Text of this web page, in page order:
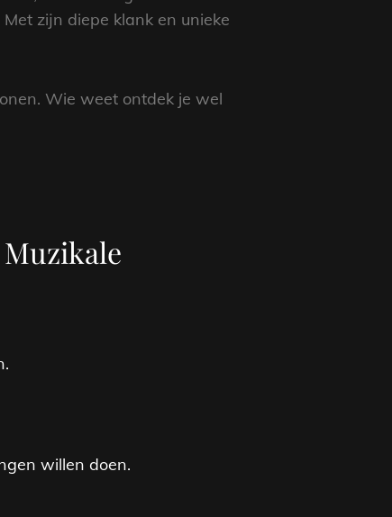
zijn diepe klank en unieke
Wie weet ontdek je wel
willen doen.